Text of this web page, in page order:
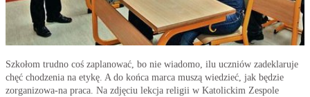
Szkołom trudno coś zaplanować, bo nie wiadomo, ilu uczniów zadeklaruje
chęć chodzenia na etykę. A do końca marca muszą wiedzieć, jak będzie
zorganizowa-na praca. Na zdjęciu lekcja religii w Katolickim Zespole